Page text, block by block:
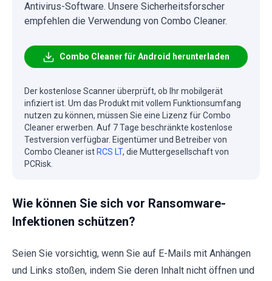
Antivirus-Software. Unsere Sicherheitsforscher
empfehlen die Verwendung von Combo Cleaner.
Combo Cleaner für Android herunterladen
Der kostenlose Scanner überprüft, ob Ihr mobilgerät
infiziert ist. Um das Produkt mit vollem Funktionsumfang
nutzen zu können, müssen Sie eine Lizenz für Combo
Cleaner erwerben. Auf 7 Tage beschränkte kostenlose
Testversion verfügbar. Eigentümer und Betreiber von
Combo Cleaner ist RCS LT, die Muttergesellschaft von
PCRisk.
Wie können Sie sich vor Ransomware-
Infektionen schützen?
Seien Sie vorsichtig, wenn Sie auf E-Mails mit Anhängen
und Links stoßen, indem Sie deren Inhalt nicht öffnen und